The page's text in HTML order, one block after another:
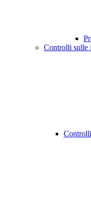
Controlli sulle